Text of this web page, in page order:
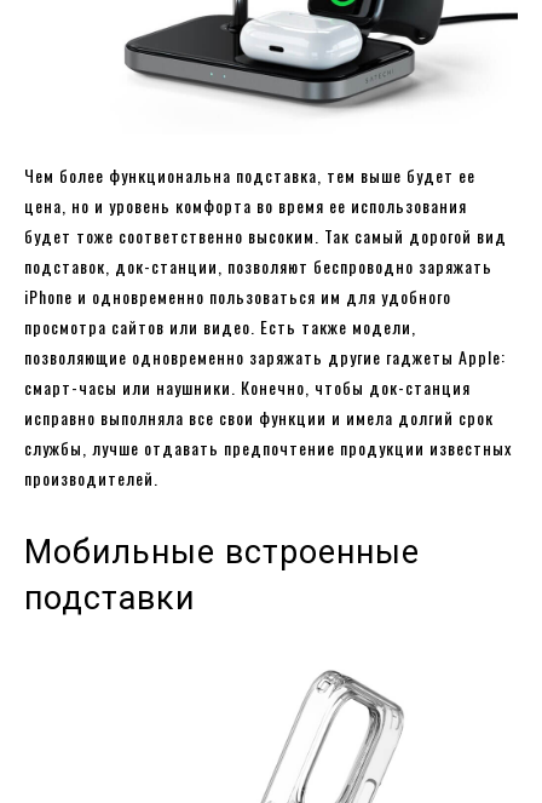
Чем более функциональна подставка, тем выше будет ее
цена, но и уровень комфорта во время ее использования
будет тоже соответственно высоким. Так самый дорогой вид
подставок, док-станции, позволяют беспроводно заряжать
iPhone и одновременно пользоваться им для удобного
просмотра сайтов или видео. Есть также модели,
позволяющие одновременно заряжать другие гаджеты Apple:
смарт-часы или наушники. Конечно, чтобы док-станция
исправно выполняла все свои функции и имела долгий срок
службы, лучше отдавать предпочтение продукции известных
производителей.
Мобильные встроенные
подставки